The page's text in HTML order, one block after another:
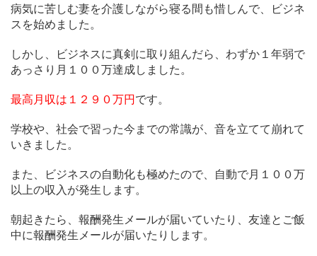
病気に苦しむ妻を介護しながら寝る間も惜しんで、ビジネ
スを始めました。
しかし、ビジネスに真剣に取り組んだら、わずか１年弱で
あっさり月１００万達成しました。
最高月収は１２９０万円です。
学校や、社会で習った今までの常識が、音を立てて崩れて
いきました。
また、ビジネスの自動化も極めたので、自動で月１００万
以上の収入が発生します。
朝起きたら、報酬発生メールが届いていたり、友達とご飯
中に報酬発生メールが届いたりします。